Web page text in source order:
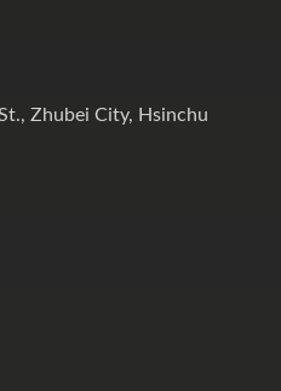
Zhubei City, Hsinchu